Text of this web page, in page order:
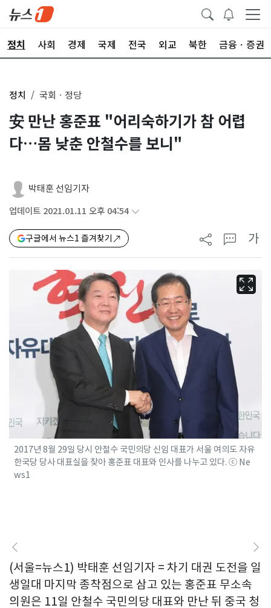
정치 사회 경제 국제 전국 외교 북한 금융ㆍ증권
정치 국회ㆍ정당
安 만난 홍준표 "어리숙하기가 참 어렵
다…몸 낮춘 안철수를 보니"
박태훈 선임기자
업데이트 2021.01.11 오후 04:54
구글에서 뉴스1 즐겨찾기 가
2017년 8월 29일 당시 안철수 국민의당 신임 대표가 서울 여의도 자유
한국당 당사 대표실을 찾아 홍준표 대표와 인사를 나누고 있다. ⓒ Ne
ws1
(서울=뉴스1) 박태훈 선임기자 = 차기 대권 도전을 일
생일대 마지막 종착점으로 삼고 있는 홍준표 무소속
의원은 11일 안철수 국민의당 대표와 만난 뒤 중국 청